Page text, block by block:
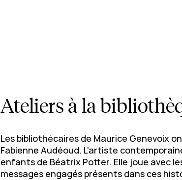
Ateliers à la
Les bibliothécaires de Maurice Genevoix
Fabienne Audéoud. L'artiste
enfants de Béatrix Potter. Elle joue avec
messages engagés présents dans ces